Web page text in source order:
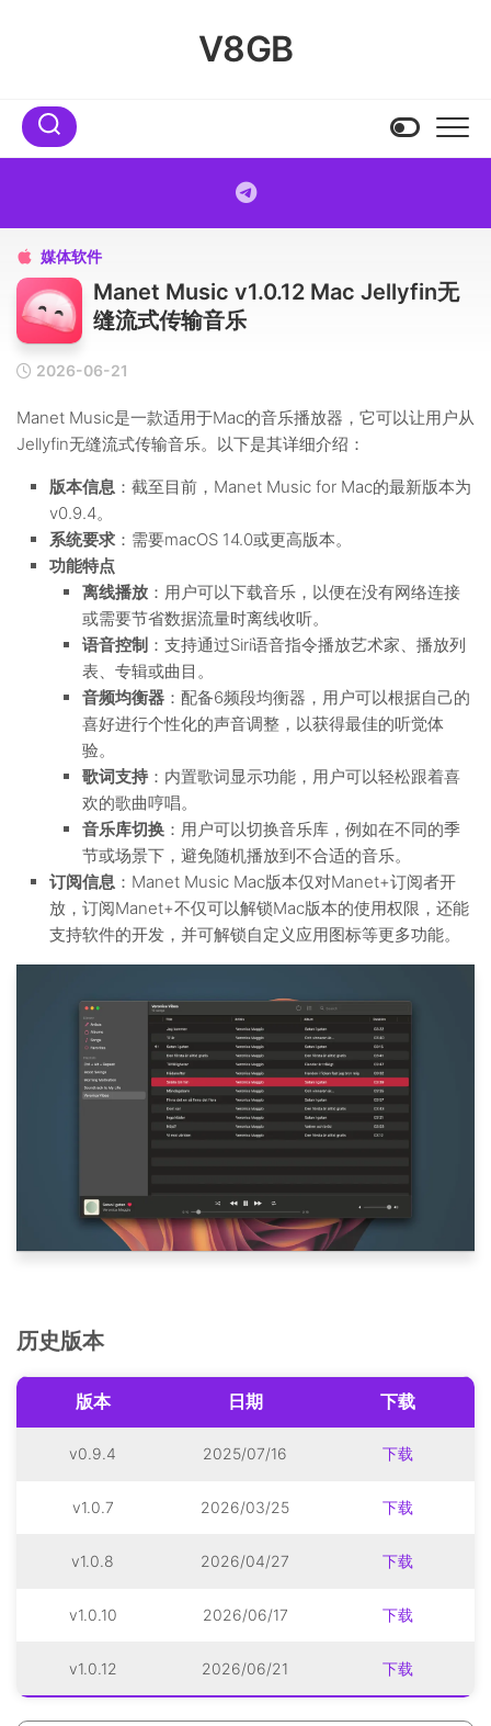
V8GB
 媒体软件
Manet Music v1.0.12 Mac Jellyfin无
缝流式传输音乐
2026-06-21
Manet Music是一款适用于Mac的音乐播放器，它可以让用户从
Jellyfin无缝流式传输音乐。以下是其详细介绍：
版本信息 ：截至目前，Manet Music for Mac的最新版本为
v0.9.4。
系统要求 ：需要macOS 14.0或更高版本。
功能特点
离线播放 ：用户可以下载音乐，以便在没有网络连接
或需要节省数据流量时离线收听。
语音控制 ：支持通过Siri语音指令播放艺术家、播放列
表、专辑或曲目。
音频均衡器 ：配备6频段均衡器，用户可以根据自己的
喜好进行个性化的声音调整，以获得最佳的听觉体
验。
歌词支持：内置歌词显示功能，用户可以轻松跟着喜
欢的歌曲哼唱。
音乐库切换 ：用户可以切换音乐库，例如在不同的季
节或场景下，避免随机播放到不合适的音乐。
订阅信息 ：Manet Music Mac版本仅对Manet+订阅者开
放，订阅Manet+不仅可以解锁Mac版本的使用权限，还能
支持软件的开发，并可解锁自定义应用图标等更多功能。
历史版本
版本 日期 下载
v0.9.4 2025/07/16 下载
v1.0.7 2026/03/25 下载
v1.0.8 2026/04/27 下载
v1.0.10 2026/06/17 下载
v1.0.12 2026/06/21 下载